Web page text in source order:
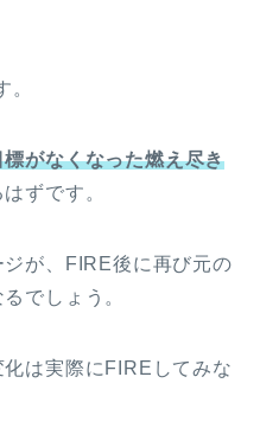
。
標がなくなった燃え尽き
ずです。
が、FIRE後に再び元の
でしょう。
は実際にFIREしてみな